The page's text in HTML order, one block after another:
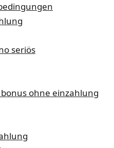
seriös
ohne einzahlung